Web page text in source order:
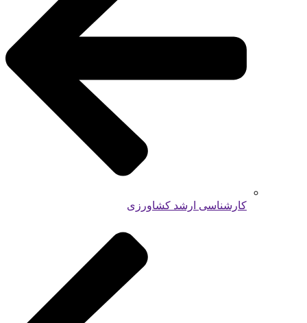
کارشناسی ارشد کشاورزی